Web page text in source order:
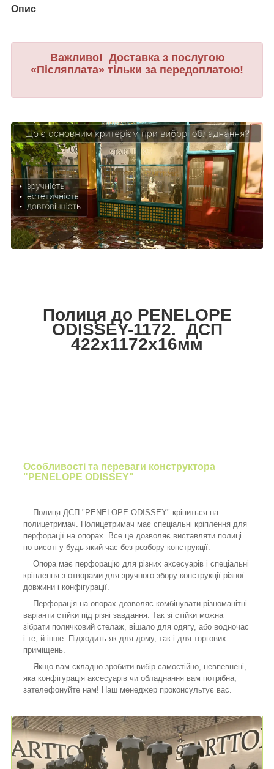
Опис
Важливо! Доставка з послугою
«Післяплата» тільки за передоплатою!
Полиця до PENELOPE
ODISSEY-1172. ДСП
422х1172х16мм
Особливості та переваги конструктора
"PENELOPE ODISSEY"
Полиця ДСП "PENELOPE ODISSEY" кріпиться на
полицетримач. Полицетримач має спеціальні кріплення для
перфорації на опорах. Все це дозволяє виставляти полиці
по висоті у будь-який час без розбору конструкції.
Опора має перфорацію для різних аксесуарів і спеціальні
кріплення з отворами для зручного збору конструкції різної
довжини і конфігурації.
Перфорація на опорах дозволяє комбінувати різноманітні
варіанти стійки під різні завдання. Так зі стійки можна
зібрати поличковий стелаж, вішало для одягу, або водночас
і те, й інше. Підходить як для дому, так і для торгових
приміщень.
Якщо вам складно зробити вибір самостійно, невпевнені,
яка конфігурація аксесуарів чи обладнання вам потрібна,
зателефонуйте нам! Наш менеджер проконсультує вас.